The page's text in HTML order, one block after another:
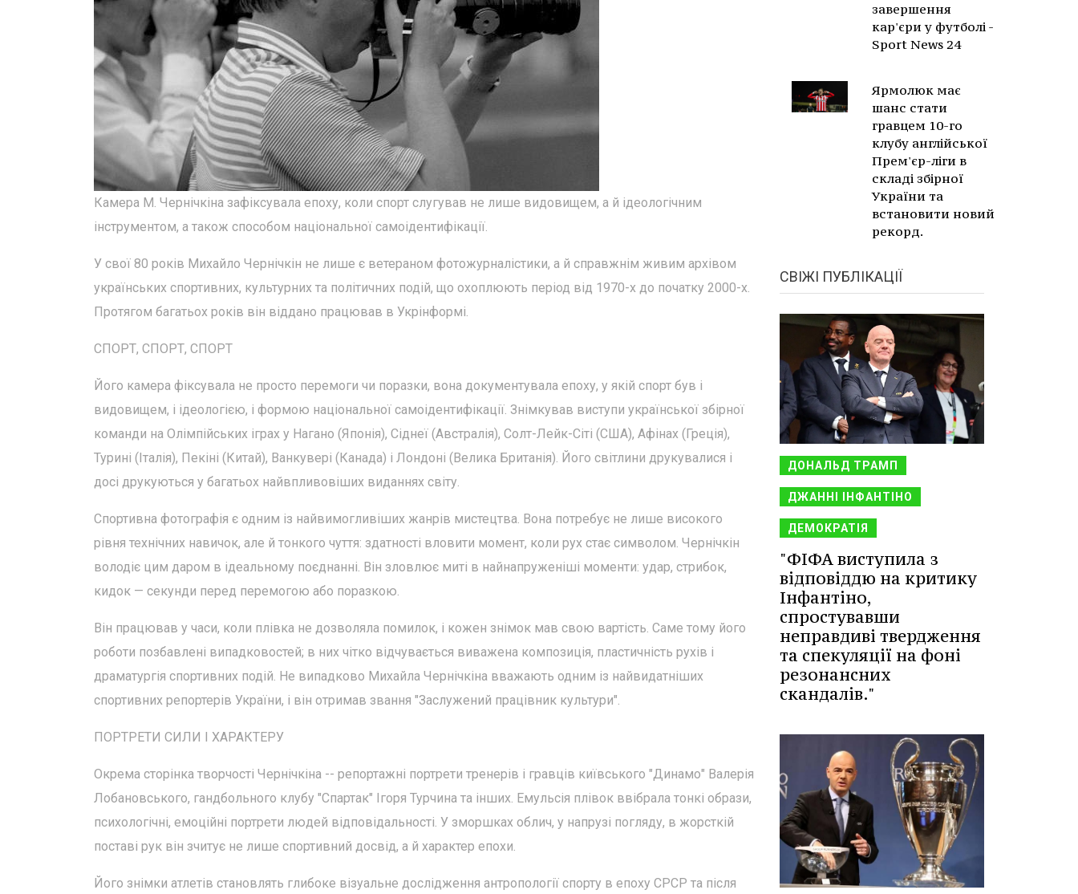
Камера М. Чернічкіна зафіксувала епоху, коли спорт слугував не лише видовищем, а й ідеологічним
інструментом, а також способом національної самоідентифікації.
У свої 80 років Михайло Чернічкін не лише є ветераном фотожурналістики, а й справжнім живим архівом
українських спортивних, культурних та політичних подій, що охоплюють період від 1970-х до початку 2000-х.
Протягом багатьох років він віддано працював в Укрінформі.
СПОРТ, СПОРТ, СПОРТ
Його камера фіксувала не просто перемоги чи поразки, вона документувала епоху, у якій спорт був і
видовищем, і ідеологією, і формою національної самоідентифікації. Знімкував виступи української збірної
команди на Олімпійських іграх у Нагано (Японія), Сіднеї (Австралія), Солт-Лейк-Сіті (США), Афінах (Греція),
Турині (Італія), Пекіні (Китай), Ванкувері (Канада) і Лондоні (Велика Британія). Його світлини друкувалися і
досі друкуються у багатьох найвпливовіших виданнях світу.
Спортивна фотографія є одним із найвимогливіших жанрів мистецтва. Вона потребує не лише високого
рівня технічних навичок, але й тонкого чуття: здатності вловити момент, коли рух стає символом. Чернічкін
володіє цим даром в ідеальному поєднанні. Він зловлює миті в найнапруженіші моменти: удар, стрибок,
кидок — секунди перед перемогою або поразкою.
Він працював у часи, коли плівка не дозволяла помилок, і кожен знімок мав свою вартість. Саме тому його
роботи позбавлені випадковостей; в них чітко відчувається виважена композиція, пластичність рухів і
драматургія спортивних подій. Не випадково Михайла Чернічкіна вважають одним із найвидатніших
спортивних репортерів України, і він отримав звання "Заслужений працівник культури".
ПОРТРЕТИ СИЛИ І ХАРАКТЕРУ
Окрема сторінка творчості Чернічкіна -- репортажні портрети тренерів і гравців київського "Динамо" Валерія
Лобановського, гандбольного клубу "Спартак" Ігоря Турчина та інших. Емульсія плівок ввібрала тонкі образи,
психологічні, емоційні портрети людей відповідальності. У зморшках облич, у напрузі погляду, в жорсткій
поставі рук він зчитує не лише спортивний досвід, а й характер епохи.
Його знімки атлетів становлять глибоке візуальне дослідження антропології спорту в епоху СРСР та після
завершення
кар'єри у футболі -
Sport News 24
Ярмолюк має
шанс стати
гравцем 10-го
клубу англійської
Прем'єр-ліги в
складі збірної
України та
встановити новий
рекорд.
СВІЖІ ПУБЛІКАЦІЇ
ДОНАЛЬД ТРАМП
ДЖАННІ ІНФАНТІНО
ДЕМОКРАТІЯ
"ФІФА виступила з
відповіддю на критику
Інфантіно,
спростувавши
неправдиві твердження
та спекуляції на фоні
резонансних
скандалів."